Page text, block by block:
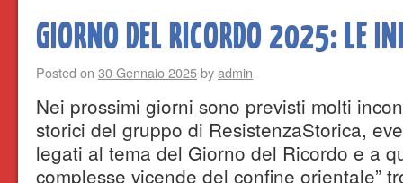
GIORNO DEL RICORDO 2025: LE
Posted on 30 Gennaio 2025byadmin
Nei prossimi giorni sono previsti molti
storici del gruppo di ResistenzaStorica,
legati al tema del Giorno del Ricordo e a
complesse vicende del confine orientale”